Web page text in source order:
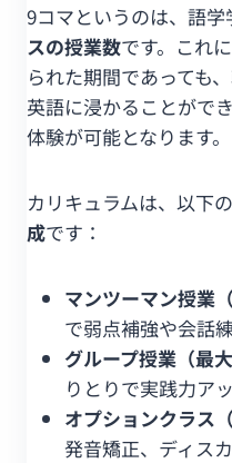
9コマというのは、語学
スの授業数です。これ
られた期間であっても
英語に浸かることがで
体験が可能となります。
カリキュラムは、以下
成です：
マンツーマン授業
で弱点補強や会話
グループ授業（最大
りとりで実践力ア
オプションクラス
発音矯正、ディス